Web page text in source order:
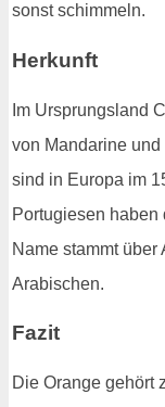
sonst schimmeln.
Herkunft
Im Ursprungsland
von Mandarine
sind in Europa im
Portugiesen haben
Name stammt
Arabischen.
Fazit
Die Orange gehört